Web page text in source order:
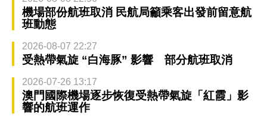
機場部份航班取消 民航局籲乘客出發前留意航
班動態
2026-08-07 22:27
受熱帶氣旋 “白海豚” 影響 部分航班取消
2026-07-26 13:17
澳門國際機場逐步恢復受熱帶氣旋「紅霞」影
響的航班運作